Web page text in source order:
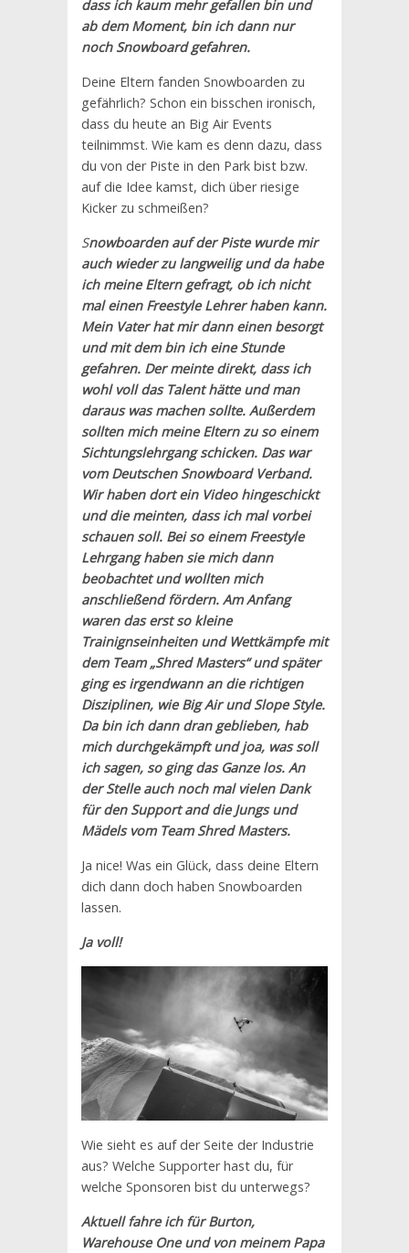
dass ich kaum mehr gefallen bin und
ab dem Moment, bin ich dann nur
noch Snowboard gefahren.
Deine Eltern fanden Snowboarden zu
gefährlich? Schon ein bisschen ironisch,
dass du heute an Big Air Events
teilnimmst. Wie kam es denn dazu, dass
du von der Piste in den Park bist bzw.
auf die Idee kamst, dich über riesige
Kicker zu schmeißen?
Snowboarden auf der Piste wurde mir
auch wieder zu langweilig und da habe
ich meine Eltern gefragt, ob ich nicht
mal einen Freestyle Lehrer haben kann.
Mein Vater hat mir dann einen besorgt
und mit dem bin ich eine Stunde
gefahren. Der meinte direkt, dass ich
wohl voll das Talent hätte und man
daraus was machen sollte. Außerdem
sollten mich meine Eltern zu so einem
Sichtungslehrgang schicken. Das war
vom Deutschen Snowboard Verband.
Wir haben dort ein Video hingeschickt
und die meinten, dass ich mal vorbei
schauen soll. Bei so einem Freestyle
Lehrgang haben sie mich dann
beobachtet und wollten mich
anschließend fördern. Am Anfang
waren das erst so kleine
Trainignseinheiten und Wettkämpfe mit
dem Team „Shred Masters“ und später
ging es irgendwann an die richtigen
Disziplinen, wie Big Air und Slope Style.
Da bin ich dann dran geblieben, hab
mich durchgekämpft und joa, was soll
ich sagen, so ging das Ganze los. An
der Stelle auch noch mal vielen Dank
für den Support and die Jungs und
Mädels vom Team Shred Masters.
Ja nice! Was ein Glück, dass deine Eltern
dich dann doch haben Snowboarden
lassen.
Ja voll!
Wie sieht es auf der Seite der Industrie
aus? Welche Supporter hast du, für
welche Sponsoren bist du unterwegs?
Aktuell fahre ich für Burton,
Warehouse One und von meinem Papa